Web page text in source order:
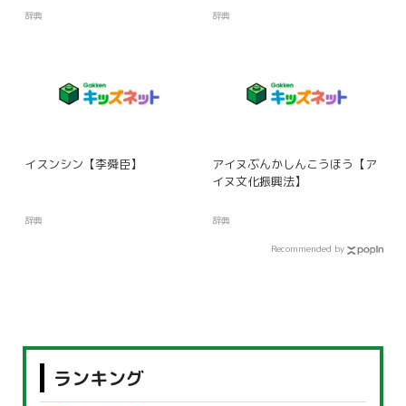
辞典 辞典
イスンシン【李舜臣】
辞典
アイヌぶんかしんこうほう【ア
イヌ文化振興法】
辞典
Recommended by
ランキング